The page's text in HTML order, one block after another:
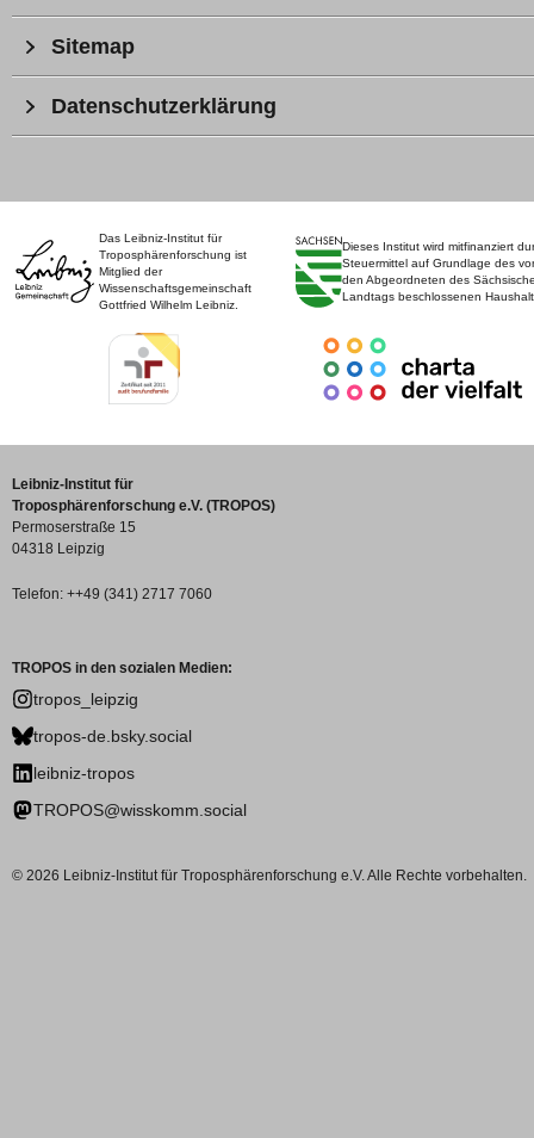
Das Leibniz-Institut für
Troposphärenforschung ist
Mitglied der
Wissenschaftsgemeinschaft
Gottfried Wilhelm Leibniz.
Dieses Institut wird mitfinanziert
Steuermittel auf Grundlage des
den Abgeordneten des
Landtags beschlossenen
Sitemap
Datenschutzerklärung
Leibniz-Institut für
Troposphärenforschung e.V. (TROPOS)
Permoserstraße 15
04318 Leipzig
Telefon: ++49 (341) 2717 7060
TROPOS in den sozialen Medien:
tropos_leipzig
tropos-de.bsky.social
leibniz-tropos
TROPOS@wisskomm.social
© 2026 Leibniz-Institut für Troposphärenforschung e.V. Alle Rechte vorbehalten.